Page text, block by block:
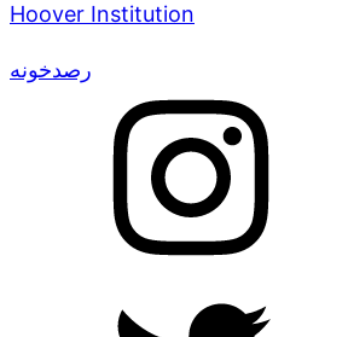
Hoover Institution
رصدخونه